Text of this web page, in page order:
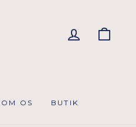
OM OS BUTIK